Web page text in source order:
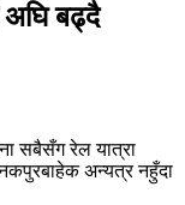
अघि बढ्दै
सबैसँग रेल यात्रा
अन्यत्र नहुँदा